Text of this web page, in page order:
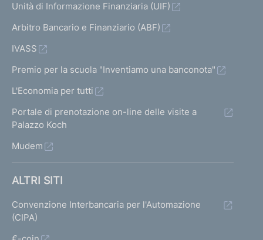
Unità di Informazione Finanziaria (UIF)
Arbitro Bancario e Finanziario (ABF)
IVASS
Premio per la scuola "Inventiamo una banconota"
L'Economia per tutti
Portale di prenotazione on-line delle visite a
Palazzo Koch
Mudem
ALTRI SITI
Convenzione Interbancaria per l'Automazione
(CIPA)